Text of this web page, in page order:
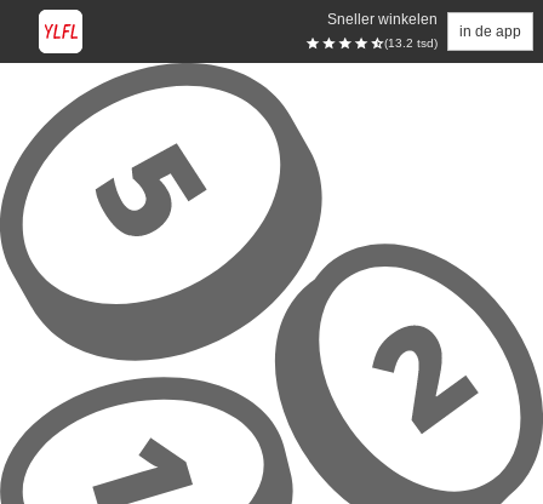
Sneller winkelen
(13.2 tsd)
in de app
Overslaan naar hoofdinhoud